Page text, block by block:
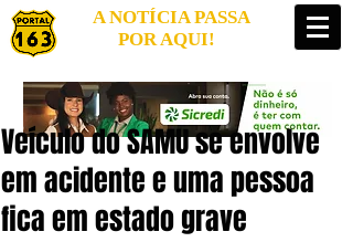
A NOTÍCIA PASSA
POR AQUI!
Veículo do SAMU se envolve
em acidente e uma pessoa
fica em estado grave